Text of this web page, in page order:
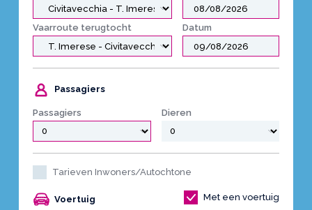
Vaarroute terugtocht Datum
Passagiers
Passagiers Dieren
Tarieven Inwoners/Autochtone
Voertuig Met een voertuig